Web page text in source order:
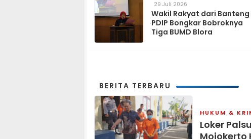
29 Juli 2026
Wakil Rakyat dari Banteng
PDIP Bongkar Bobroknya
Tiga BUMD Blora
BERITA TERBARU
HUKUM &
Loker
Mojokerto